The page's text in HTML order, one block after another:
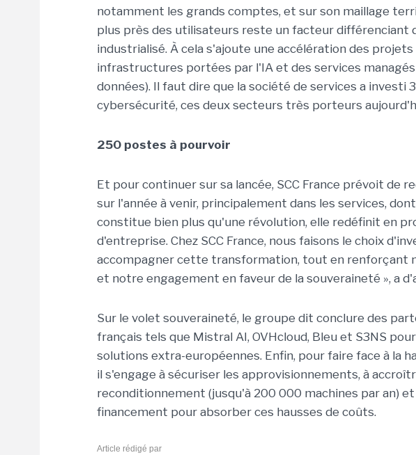
notamment les grands comptes, et sur son maillage
plus près des utilisateurs reste un facteur différenciant
industrialisé. À cela s'ajoute une accélération des
infrastructures portées par l'IA et des services
données). Il faut dire que la société de services a investi
cybersécurité, ces deux secteurs très porteurs
250 postes à pourvoir
Et pour continuer sur sa lancée, SCC France prévoit de
sur l'année à venir, principalement dans les services,
constitue bien plus qu'une révolution, elle redéfinit en
d'entreprise. Chez SCC France, nous faisons le choix
accompagner cette transformation, tout en renforçant
et notre engagement en faveur de la souveraineté », a
Sur le volet souveraineté, le groupe dit conclure des
français tels que Mistral AI, OVHcloud, Bleu et S3NS
solutions extra-européennes. Enfin, pour faire face à la
il s'engage à sécuriser les approvisionnements, à
reconditionnement (jusqu'à 200 000 machines par an)
financement pour absorber ces hausses de coûts.
Article rédigé par